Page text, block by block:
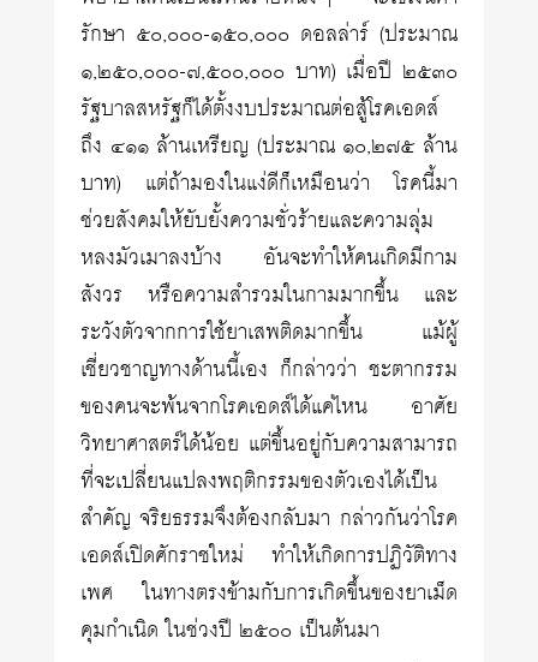
รักษา ๕๐,๐๐๐-๑๕๐,๐๐๐ ดอลล่าร์ (ประมาณ
๑,๒๕๐,๐๐๐-๗,๕๐๐,๐๐๐ บาท) เมื่อปี ๒๕๓๐
รัฐบาลสหรัฐก็ได้ตั้งงบประมาณต่อสู้โรคเอดส์
ถึง ๔๑๑ ล้านเหรียญ (ประมาณ ๑๐,๒๗๕ ล้าน
บาท) แต่ถ้ามองในแง่ดีก็เหมือนว่า โรคนี้มา
ช่วยสังคมให้ยับยั้งความชั่วร้ายและความลุ่ม
หลงมัวเมาลงบ้าง อันจะทำให้คนเกิดมีกาม
สังวร หรือความสำรวมในกามมากขึ้น และ
ระวังตัวจากการใช้ยาเสพติดมากขึ้น แม้ผู้
เชี่ยวชาญทางด้านนี้เอง ก็กล่าวว่า ชะตากรรม
ของคนจะพ้นจากโรคเอดส์ได้แค่ไหน อาศัย
วิทยาศาสตร์ได้น้อย แต่ขึ้นอยู่กับความสามารถ
ที่จะเปลี่ยนแปลงพฤติกรรมของตัวเองได้เป็น
สำคัญ จริยธรรมจึงต้องกลับมา กล่าวกันว่าโรค
เอดส์เปิดศักราชใหม่ ทำให้เกิดการปฏิวัติทาง
เพศ ในทางตรงข้ามกับการเกิดขึ้นของยาเม็ด
คุมกำเนิด ในช่วงปี ๒๕๐๐ เป็นต้นมา